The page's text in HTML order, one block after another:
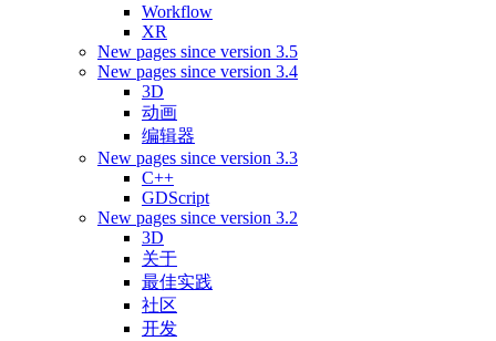
Workflow
XR
New pages since version 3.5
New pages since version 3.4
3D
动画
编辑器
New pages since version 3.3
C++
GDScript
New pages since version 3.2
3D
关于
最佳实践
社区
开发